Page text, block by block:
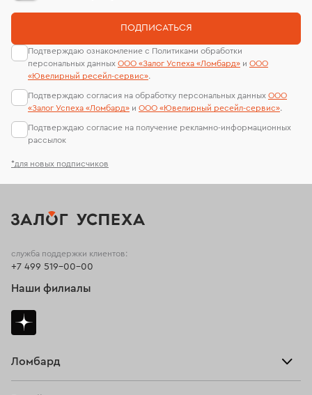
*для новых подписчиков
ПОДПИСАТЬСЯ
Подтверждаю ознакомление с Политиками обработки
персональных данных ООО «Залог Успеха «Ломбард» и ООО
«Ювелирный ресейл-сервиc».
Подтверждаю согласия на обработку персональных данных ООО
«Залог Успеха «Ломбард» и ООО «Ювелирный ресейл-сервиc».
Подтверждаю согласие на получение рекламно-информационных
рассылок
Ломбард
служба поддержки клиентов:
+7 499 519-00-00
Наши филиалы